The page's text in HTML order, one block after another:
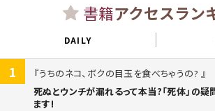
書籍アクセスラン
DAILY
1
うちのネコ、ボクの目玉を食べちゃうの?
死ぬとウンチが漏れるって本当?「死体」の
ます!